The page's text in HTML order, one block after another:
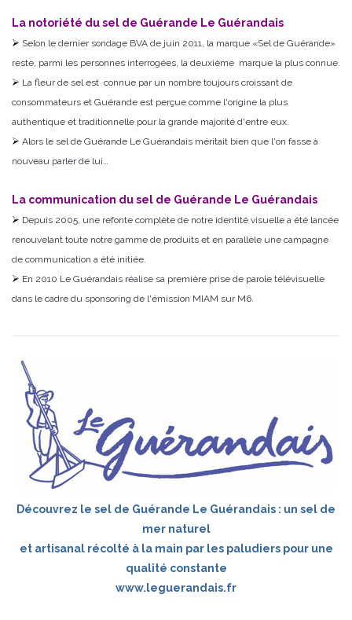
La notoriété du sel de Guérande Le Guérandais
Selon le dernier sondage BVA de juin 2011, la marque «Sel de Guérande»
reste, parmi les personnes interrogées, la deuxième marque la plus connue.
La fleur de sel est connue par un nombre toujours croissant de
consommateurs et Guérande est perçue comme l'origine la plus
authentique et traditionnelle pour la grande majorité d'entre eux.
Alors le sel de Guérande Le Guérandais méritait bien que l'on fasse à
nouveau parler de lui…
La communication du sel de Guérande Le Guérandais
Depuis 2005, une refonte complète de notre identité visuelle a été lancée
renouvelant toute notre gamme de produits et en parallèle une campagne
de communication a été initiée.
En 2010 Le Guérandais réalise sa première prise de parole télévisuelle
dans le cadre du sponsoring de l'émission MIAM sur M6.
Découvrez le sel de Guérande Le Guérandais : un sel de
mer naturel
et artisanal récolté à la main par les paludiers pour une
qualité constante
www.leguerandais.fr